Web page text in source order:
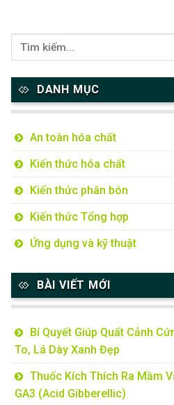
DANH MỤC
An toàn hóa chất
Kiến thức hóa chất
Kiến thức phân bón
Kiến thức Tổng hợp
Ứng dụng và kỹ thuật
BÀI VIẾT MỚI
Bí Quyết Giúp Quất Cảnh
To, Lá Dày Xanh Đẹp
Thuốc Kích Thích Ra Mầm
GA3 (Acid Gibberellic)